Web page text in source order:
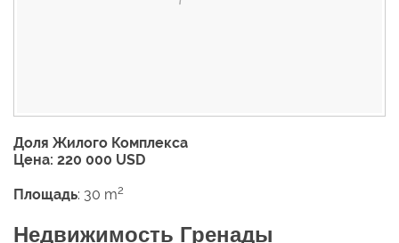
Доля Жилого Комплекса
Цена: 220 000 USD
Площадь: 30 m2
Недвижимость Гренады